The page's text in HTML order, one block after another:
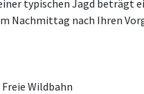
typischen Jagd beträgt
Nachmittag nach Ihren
Freie Wildbahn